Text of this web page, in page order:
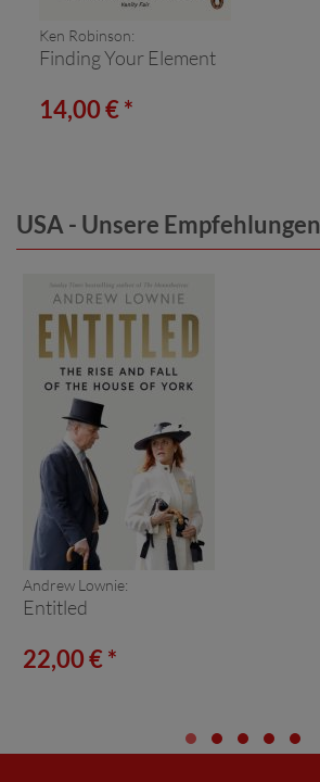
Ken Robinson:
Finding Your Element
14,00 € *
USA - Unsere Empfehlungen
Andrew Lownie:
Entitled
22,00 € *